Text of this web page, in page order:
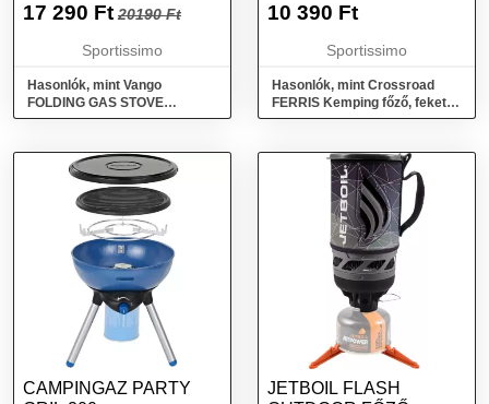
17 290 Ft 20190 Ft
Sportissimo
Hasonlók, mint Vango
FOLDING GAS STOVE
Túrafőző, ezüst, méret
10 390 Ft
Sportissimo
Hasonlók, mint Crossroad
FERRIS Kemping főző, fekete,
méret
CAMPINGAZ PARTY
JETBOIL FLASH